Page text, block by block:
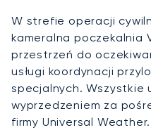
W strefie operacji
kameralna poczekalnia
przestrzeń do
usługi koordynacji
specjalnych. Wszystkie
wyprzedzeniem za
firmy Universal Weather.